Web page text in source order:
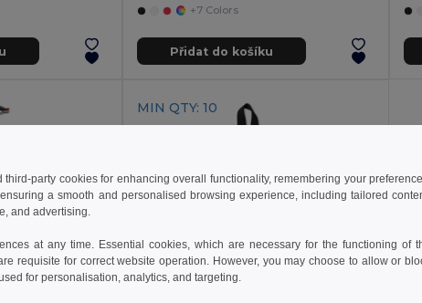
+7 Colors
Přidat do košíku
MIN QTY: 10
party cookies for enhancing overall functionality, remembering your
a smooth and personalised browsing experience, including tailored
and advertising.
at any time. Essential cookies, which are necessary for the functioning of
requisite for correct website operation. However, you may choose to allow or
for personalisation, analytics, and targeting.